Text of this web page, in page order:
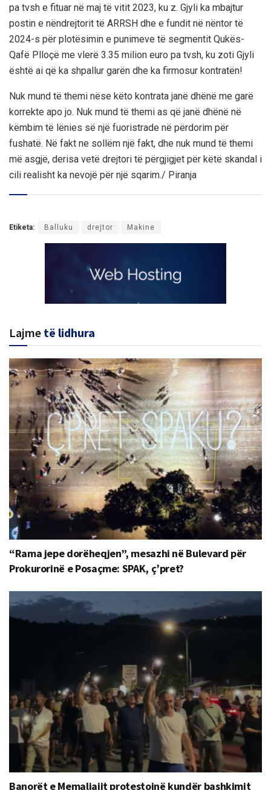
pa tvsh e fituar në maj të vitit 2023, ku z. Gjyli ka mbajtur
postin e nëndrejtorit të ARRSH dhe e fundit në nëntor të
2024-s për plotësimin e punimeve të segmentit Qukës-
Qafë Plloçë me vlerë 3.35 milion euro pa tvsh, ku zoti Gjyli
është ai që ka shpallur garën dhe ka firmosur kontratën!
Nuk mund të themi nëse këto kontrata janë dhënë me garë
korrekte apo jo. Nuk mund të themi as që janë dhënë në
këmbim të lënies së një fuoristrade në përdorim për
fushatë. Në fakt ne sollëm një fakt, dhe nuk mund të themi
më asgjë, derisa vetë drejtori të përgjigjet për këtë skandal i
cili realisht ka nevojë për një sqarim./ Piranja
Etiketa: Balluku drejtor Makine
Lajme të lidhura
“Rama jepe dorëheqjen”, mesazhi në Bulevard për
Prokurorinë e Posaçme: SPAK, ç’pret?
Banorët e Memaliajit protestojnë kundër bashkimit